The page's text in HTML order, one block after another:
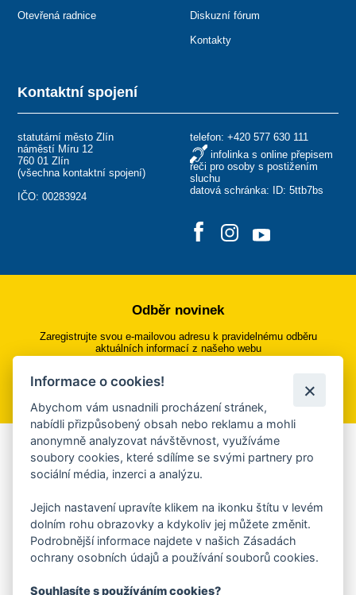
Kontaktní spojení
statutární město Zlín
náměstí Míru 12
760 01 Zlín
(všechna kontaktní spojení)
IČO: 00283924
telefon: +420 577 630 111
infolinka s online přepisem
řeči pro osoby s postižením
sluchu
datová schránka: ID: 5ttb7bs
Otevřená radnice Diskuzní fórum
Kontakty
Odběr novinek
Zaregistrujte svou e-mailovou adresu k pravidelnému odběru
aktuálních informací z našeho webu
Přihlásit se k odběru
Aplikace Mobilní rozhlas
Chcete dostávat do svého mobilu či mailu upozornění na
ankety, pozvánky na kulturní a sportovní akce?
Více informací o aplikaci
Informace o cookies!
Abychom vám usnadnili procházení stránek,
nabídli přizpůsobený obsah nebo reklamu a mohli
anonymně analyzovat návštěvnost, využíváme
soubory cookies, které sdílíme se svými partnery pro
sociální média, inzerci a analýzu.
Jejich nastavení upravíte klikem na ikonku štítu v levém
dolním rohu obrazovky a kdykoliv jej můžete změnit.
Podrobnější informace najdete v našich Zásadách
ochrany osobních údajů a používání souborů cookies.
Souhlasíte s používáním cookies?